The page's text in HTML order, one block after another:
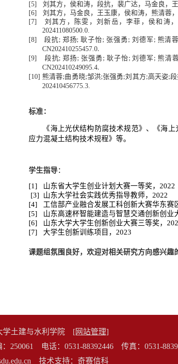
[5] 刘其方，侯和涛，段抗，裴广达，马金良，
[6] 刘其方，马金良，王玉康，侯和涛，熊清蓉
[7] 刘其方，陈雯，刘新岳，李菲，侯和涛
202411080500.0.
[8]
段抗; 郑扬;耿子怡; 张强勇 ; 刘德军 ; 熊清蓉
CN202410255457.0.
[9]
段抗;郑扬; 张强勇 ; 耿子怡;刘德军 ; 熊清
CN202410249095.4.
[10] 熊清蓉;曲勇晓;邹洪;张强勇;刘其方;高天姿;
202410456775.3.
标准：
《海上光伏结构防腐技术规范》、《海
应力混凝土结构技术规程》等。
学生指导：
[1] 山东省大学生创业计划大赛一等奖， 2022
[3] 山东大学社会实践优秀指导教师， 2022
[4] 工信部产业融合发展工科创新大赛华东赛
[5] 山东高速杯智能建造与智慧交通创新创业
[6] 山东大学大学生创新创业大赛三等奖，
[7] 大学生创新训练项目， 2023
课题组氛围良好，欢迎对相关研究方向感兴趣
学土建与水利学院 [网站管理]
250061 电话：0531-88392446 传真：0531-
技术支持：奇赛信科